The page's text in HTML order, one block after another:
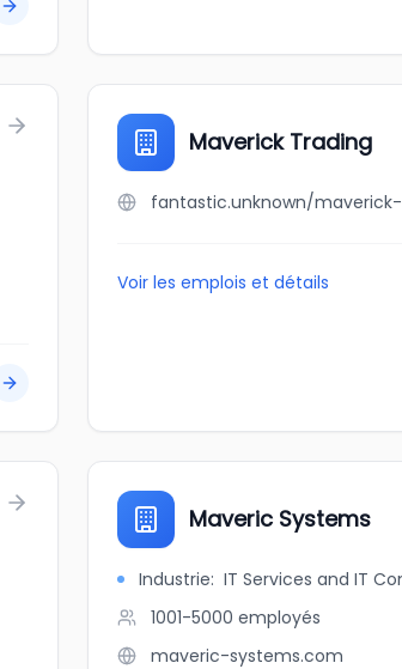
Maverick Trading
fantastic.unknown/
Voir les emplois et détails
Maveric Systems
Industrie: IT Services and IT
1001-5000 employés
maveric-systems.com